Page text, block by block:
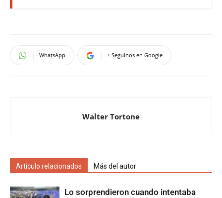
WhatsApp + Seguinos en Google
Walter Tortone
Artículo relacionados Más del autor
Lo sorprendieron cuando intentaba